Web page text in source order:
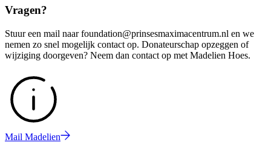
Vragen?
Stuur een mail naar foundation@prinsesmaximacentrum.nl en we
nemen zo snel mogelijk contact op. Donateurschap opzeggen of
wijziging doorgeven? Neem dan contact op met Madelien Hoes.
Mail Madelien